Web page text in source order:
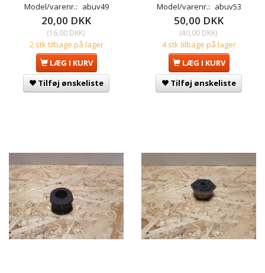
Model/varenr.: abuv49
20,00 DKK
(16,00 DKK)
2 stk tilbage på lager
LÆG I KURV
Tilføj ønskeliste
Model/varenr.: abuv53
50,00 DKK
(40,00 DKK)
4 stk tilbage på lager
LÆG I KURV
Tilføj ønskeliste